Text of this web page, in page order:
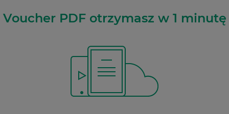
Voucher PDF otrzymasz w 1 minutę